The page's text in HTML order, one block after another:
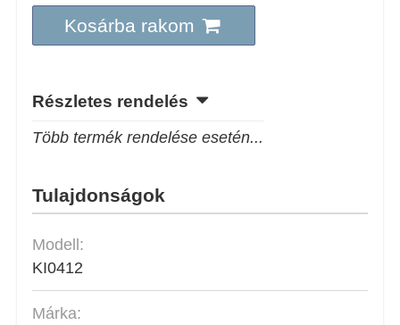
Kosárba rakom
Részletes rendelés
Több termék rendelése esetén...
Tulajdonságok
Modell:
KI0412
Márka: